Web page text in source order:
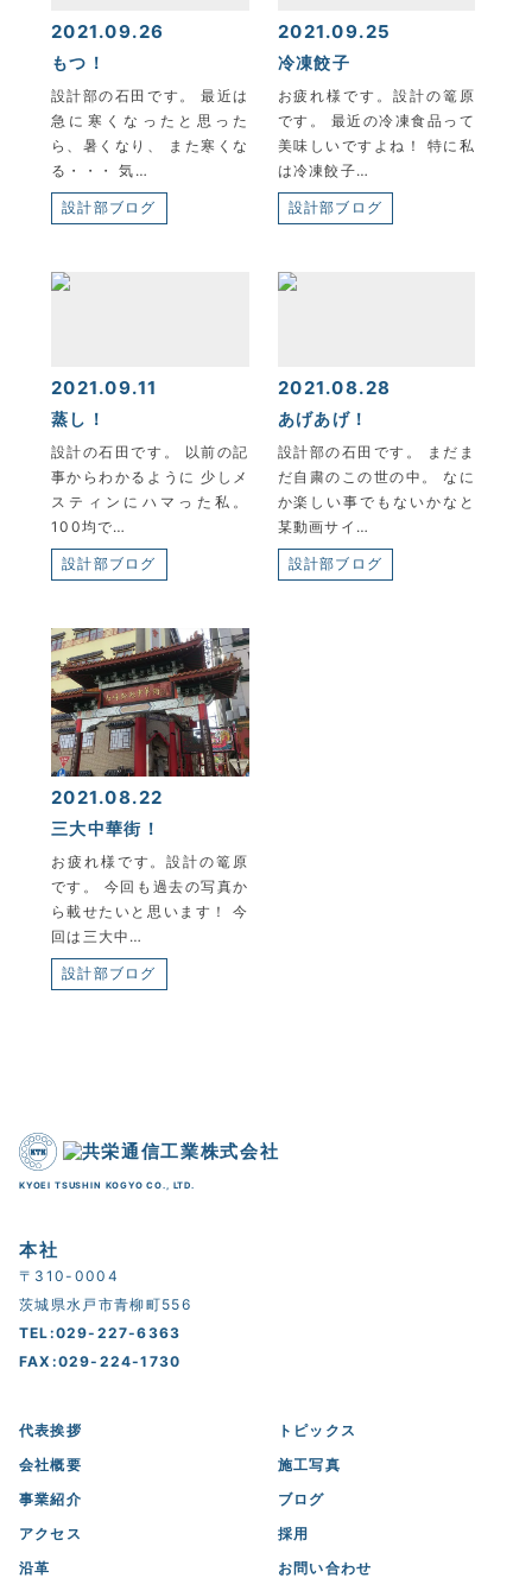
2021.09.26
もつ！
設計部の石田です。 最近は
急に寒くなったと思った
ら、暑くなり、 また寒くな
る・・・ 気…
設計部ブログ
2021.09.25
冷凍餃子
お疲れ様です。設計の篭原
です。 最近の冷凍食品って
美味しいですよね！ 特に私
は冷凍餃子…
設計部ブログ
2021.09.11
蒸し！
設計の石田です。 以前の記
事からわかるように 少しメ
スティンにハマった私。
100均で…
設計部ブログ
2021.08.28
あげあげ！
設計部の石田です。 まだま
だ自粛のこの世の中。 なに
か楽しい事でもないかなと
某動画サイ…
設計部ブログ
2021.08.22
三大中華街！
お疲れ様です。設計の篭原
です。 今回も過去の写真か
ら載せたいと思います！ 今
回は三大中…
設計部ブログ
KYOEI TSUSHIN KOGYO CO., LTD.
本社
〒310-0004
茨城県水戸市青柳町556
TEL:029-227-6363
FAX:029-224-1730
代表挨拶
会社概要
事業紹介
アクセス
沿革
トピックス
施工写真
ブログ
採用
お問い合わせ